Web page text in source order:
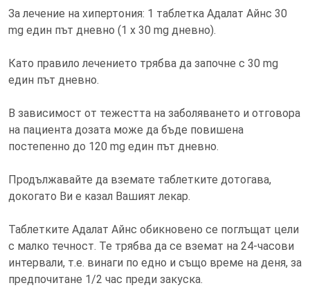
За лечение на хипертония: 1 таблетка Адалат Айнс 30
mg един път дневно (1 х 30 mg дневно).
Като правило лечението трябва да започне с 30 mg
един път дневно.
В зависимост от тежестта на заболяването и отговора
на пациента дозата може да бъде повишена
постепенно до 120 mg един път дневно.
Продължавайте да вземате таблетките дотогава,
докогато Ви е казал Вашият лекар.
Таблетките Адалат Айнс обикновено се поглъщат цели
с малко течност. Те трябва да се вземат на 24-часови
интервали, т.е. винаги по едно и също време на деня, за
предпочитане 1/2 час преди закуска.